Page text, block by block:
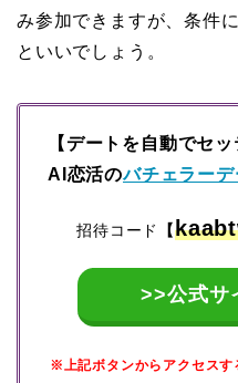
み参加できますが、条件
といいでしょう。
【デートを自動でセッ
AI恋活のバチェラーデ
招待コード 【
>>公式サ
※上記ボタンからアクセスす